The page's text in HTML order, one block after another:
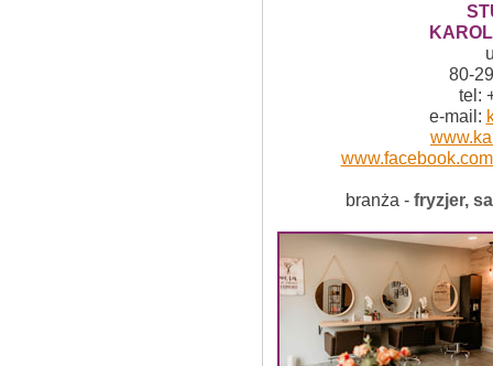
80-
tel:
e-mail:
branża - fryzjer,